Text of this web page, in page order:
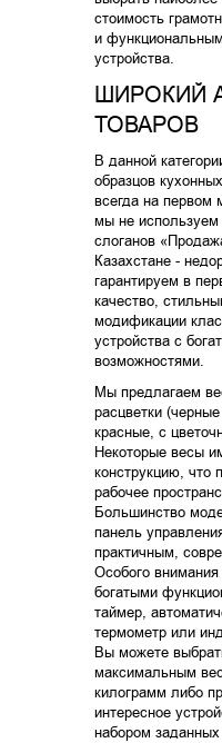
стоимость
и
устройства.
ШИРОКИЙ
ТОВАРОВ
В данной
образцов
всегда на первом
мы не
слоганов
Казахстане -
гарантируем в
качество,
модификации
устройства с
возможностями.
Мы предлагаем
расцветки
красные, с
Некоторые весы
конструкцию, что
рабочее
Большинство
панель
практичным,
Особого
богатыми
таймер,
термометр или
Вы можете
максимальным
килограмм либо
интересное
набором